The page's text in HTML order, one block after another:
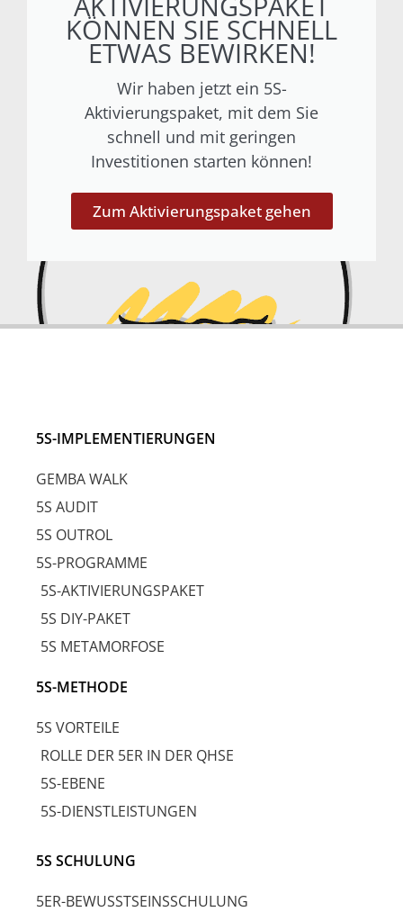
KÖNNEN SIE SCHNELL
ETWAS BEWIRKEN!
Wir haben jetzt ein 5S-
Aktivierungspaket, mit dem Sie
schnell und mit geringen
Investitionen starten können!
Zum Aktivierungspaket gehen
5S-IMPLEMENTIERUNGEN
GEMBA WALK
5S AUDIT
5S OUTROL
5S-PROGRAMME
5S-AKTIVIERUNGSPAKET
5S DIY-PAKET
5S METAMORFOSE
5S-METHODE
5S VORTEILE
ROLLE DER 5ER IN DER QHSE
5S-EBENE
5S-DIENSTLEISTUNGEN
5S SCHULUNG
5ER-BEWUSSTSEINSSCHULUNG